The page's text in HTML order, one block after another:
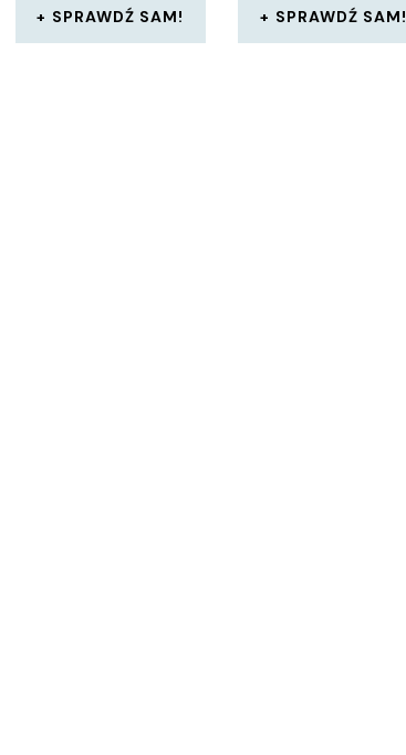
SPRAWDŹ SAM! SPRAWDŹ SAM!